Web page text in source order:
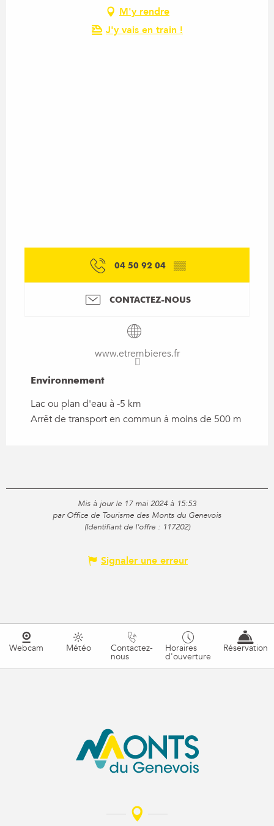
M'y rendre
J'y vais en train !
04 50 92 04 ▒▒
CONTACTEZ-NOUS
www.etrembieres.fr
Environnement
Environnement
Lac ou plan d'eau à -5 km
Arrêt de transport en commun à moins de 500 m
Mis à jour le 17 mai 2024 à 15:53
par Office de Tourisme des Monts du Genevois
(Identifiant de l'offre : 117202)
Signaler une erreur
Webcam Météo Contactez-
nous
Horaires
d'ouverture
Réservation